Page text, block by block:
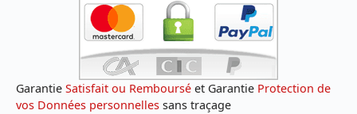
Garantie Satisfait ou Remboursé et Garantie Protection de
vos Données personnelles sans traçage